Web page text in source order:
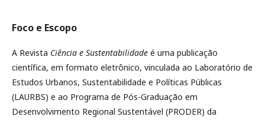
Foco e Escopo
A Revista Ciência e Sustentabilidade é uma publicação
científica, em formato eletrônico, vinculada ao Laboratório de
Estudos Urbanos, Sustentabilidade e Políticas Públicas
(LAURBS) e ao Programa de Pós-Graduação em
Desenvolvimento Regional Sustentável (PRODER) da